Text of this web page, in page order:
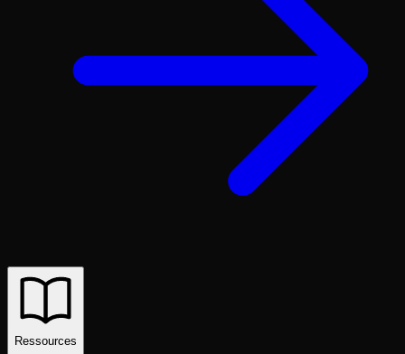
Ressources